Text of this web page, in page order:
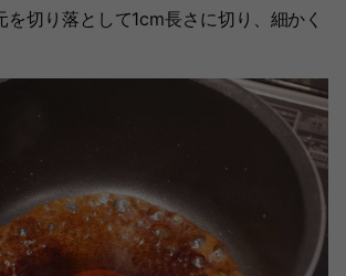
を切り落として1cm長さに切り、細かく